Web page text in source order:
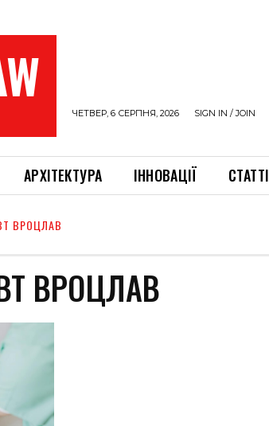
ЧЕТВЕР, 6 СЕРПНЯ, 2026 SIGN IN / JOIN
АРХІТЕКТУРА ІННОВАЦІЇ СТАТТІ
ВРОЦЛАВ
ВРОЦЛАВ